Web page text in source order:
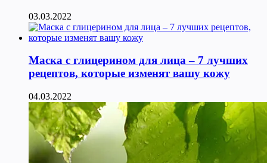
03.03.2022
Маска с глицерином для лица – 7 лучших
рецептов, которые изменят вашу кожу
04.03.2022